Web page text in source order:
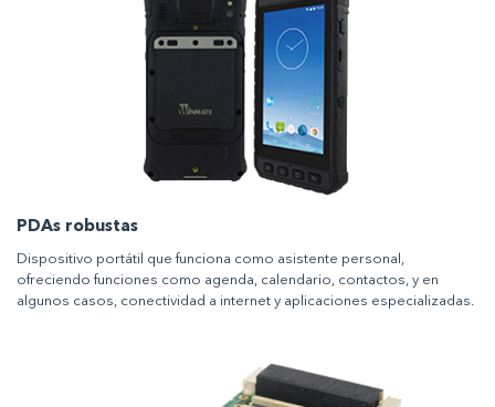
PDAs robustas
Dispositivo portátil que funciona como asistente personal,
ofreciendo funciones como agenda, calendario, contactos, y en
algunos casos, conectividad a internet y aplicaciones especializadas.